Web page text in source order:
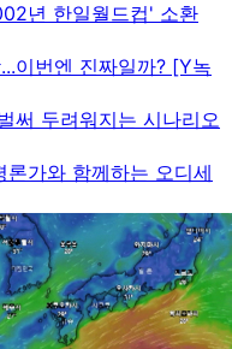
년 한일월드컵' 소환
이번엔 진짜일까? [Y녹
써 두려워지는 시나리오
가와 함께하는 오디세